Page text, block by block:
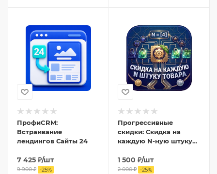
ПрофиCRM:
Встраивание
лендингов Сайты 24
7 425 ₽/шт
9 900₽ -25%
Прогрессивные
скидки: Скидка на
каждую N-ную штуку
1 500 ₽/шт
2 000₽ -25%